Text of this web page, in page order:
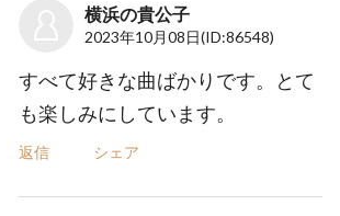
横浜の貴公子
2023年10月08日(ID:86548)
すべて好きな曲ばかりです。とて
も楽しみにしています。
返信 シェア